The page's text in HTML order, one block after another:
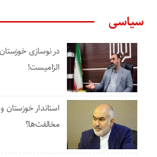
سیاسی
در نوسازی
الزامیست!
استاندار
مخالفت‌ها؟